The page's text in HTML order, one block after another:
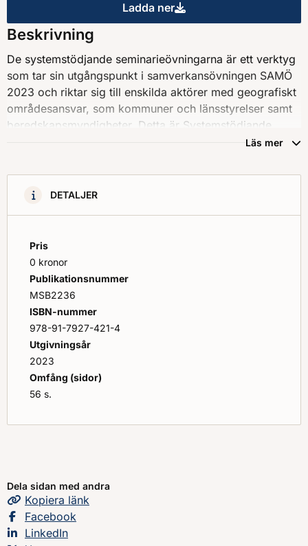
Ladda ner
Öva enkelt!
Beskrivning
De systemstödjande seminarieövningarna är ett verktyg
som tar sin utgångspunkt i samverkansövningen SAMÖ
2023 och riktar sig till enskilda aktörer med geografiskt
områdesansvar, som kommuner och länsstyrelser samt
beredskapsmyndigheter. Detta är Systemstödjande
seminarieövning 3 – Samordning och prioritering av
Läs mer
DETALJER
Pris
0 kronor
Publikationsnummer
MSB2236
ISBN-nummer
978-91-7927-421-4
Utgivningsår
2023
Omfång (sidor)
56 s.
Dela sidan med andra
Kopiera sidans
länk
Dela sidan på
Facebook
Dela sidan på
LinkedIn